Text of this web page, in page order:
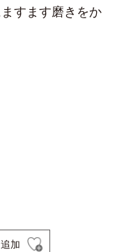
すます磨きをか
加